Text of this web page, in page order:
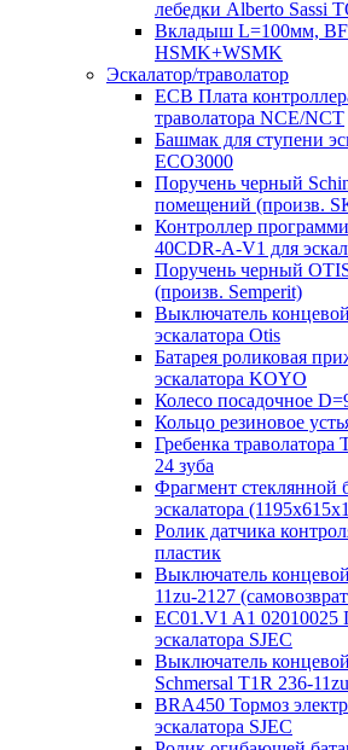
лебедки Alberto Sassi
Вкладыш L=100мм,
HSMK+WSMK
Эскалатор/траволатор
ECB Плата
траволатора NCE/NCT
Башмак для ступени
ECO3000
Поручень черный
помещений (произв.
Контроллер
40CDR-A-V1 для
Поручень черный
(произв. Semperit)
Выключатель
эскалатора Otis
Батарея роликовая
эскалатора KOYO
Колесо посадочное
Кольцо резиновое
Гребенка
24 зуба
Фрагмент стеклянной
эскалатора
Ролик датчика
пластик
Выключатель
11zu-2127
EC01.V1 A1 02010025
эскалатора SJEC
Выключатель
Schmersal T1R 236-
BRA450 Тормоз
эскалатора SJEC